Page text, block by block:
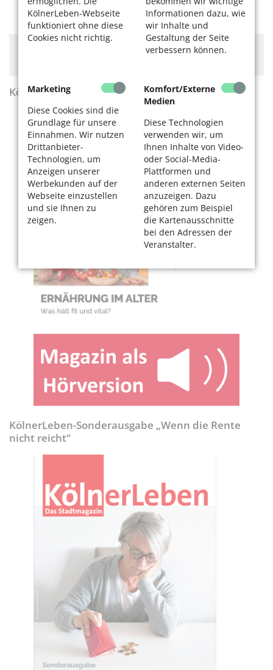
KölnerLeben-Webseite
funktioniert ohne diese
Cookies nicht richtig.
Informationen dazu, wie
wir Inhalte und
Gestaltung der Seite
verbessern können.
Marketing
Diese Cookies sind die
Grundlage für unsere
Einnahmen. Wir nutzen
Drittanbieter-
Technologien, um
Anzeigen unserer
Werbekunden auf der
Webseite einzustellen
und sie Ihnen zu
zeigen.
Komfort/Externe
Medien
Diese Technologien
verwenden wir, um
Ihnen Inhalte von Video-
oder Social-Media-
Plattformen und
anderen externen Seiten
anzuzeigen. Dazu
gehören zum Beispiel
die Kartenausschnitte
bei den Adressen der
Veranstalter.
Hier könnte Werbung stehen, mit der wir uns
KölnerLeben Sommer 2026
KölnerLeben-Sonderausgabe „Wenn die Rente
nicht reicht“